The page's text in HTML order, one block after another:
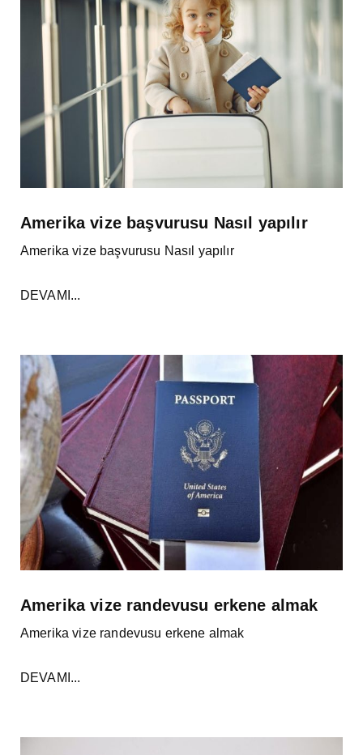
Amerika vize başvurusu Nasıl yapılır
Amerika vize başvurusu Nasıl yapılır
DEVAMI...
Amerika vize randevusu erkene almak
Amerika vize randevusu erkene almak
DEVAMI...